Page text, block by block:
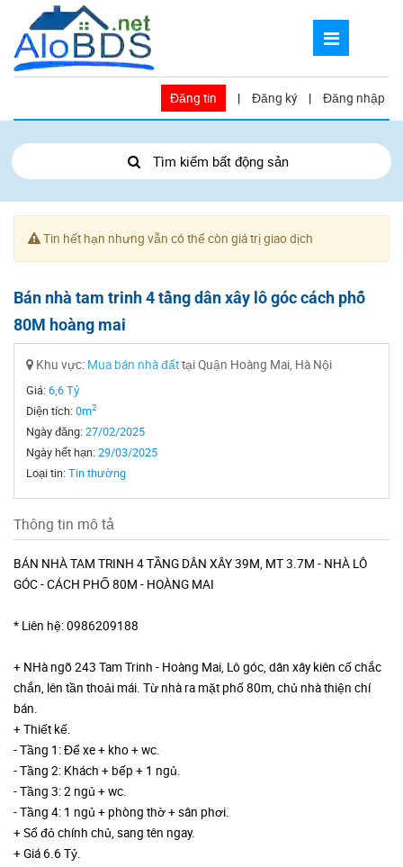
Đăng tin | Đăng ký | Đăng nhập
Tìm kiếm bất động sản
Tin hết hạn nhưng vẫn có thể còn giá trị giao dịch
Bán nhà tam trinh 4 tầng dân xây lô góc cách phố
80M hoàng mai
Khu vực: Mua bán nhà đấttại Quận Hoàng Mai, Hà Nội
Giá:6,6 Tỷ
Diện tích:0m2
Ngày đăng:27/02/2025
Ngày hết hạn:29/03/2025
Loại tin:Tin thường
Thông tin mô tả
BÁN NHÀ TAM TRINH 4 TẦNG DÂN XÂY 39M, MT 3.7M - NHÀ LÔ
GÓC - CÁCH PHỐ 80M - HOÀNG MAI
* Liên hệ: 0986209188
+ NHà ngõ 243 Tam Trinh - Hoàng Mai, Lô góc, dân xây kiên cố chắc
chắn, lên tần thoải mái. Từ nhà ra mặt phố 80m, chủ nhà thiện chí
bán.
+ Thiết kế.
- Tầng 1: Để xe + kho + wc.
- Tầng 2: Khách + bếp + 1 ngủ.
- Tầng 3: 2 ngủ + wc.
- Tầng 4: 1 ngủ + phòng thờ + sân phơi.
+ Sổ đỏ chính chủ, sang tên ngay.
+ Giá 6.6 Tỷ.